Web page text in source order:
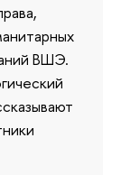
ВШЭ.